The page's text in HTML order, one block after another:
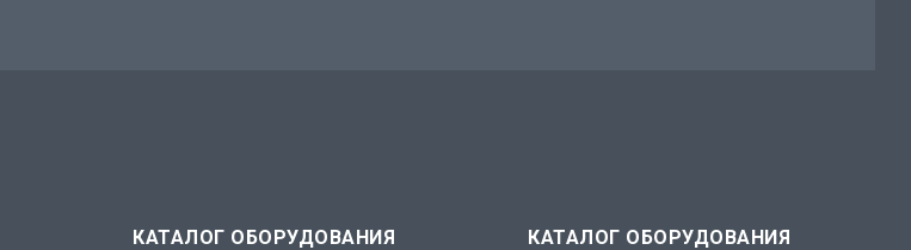
КАТАЛОГ ОБОРУДОВАНИЯ КАТАЛОГ ОБОРУДОВАНИЯ